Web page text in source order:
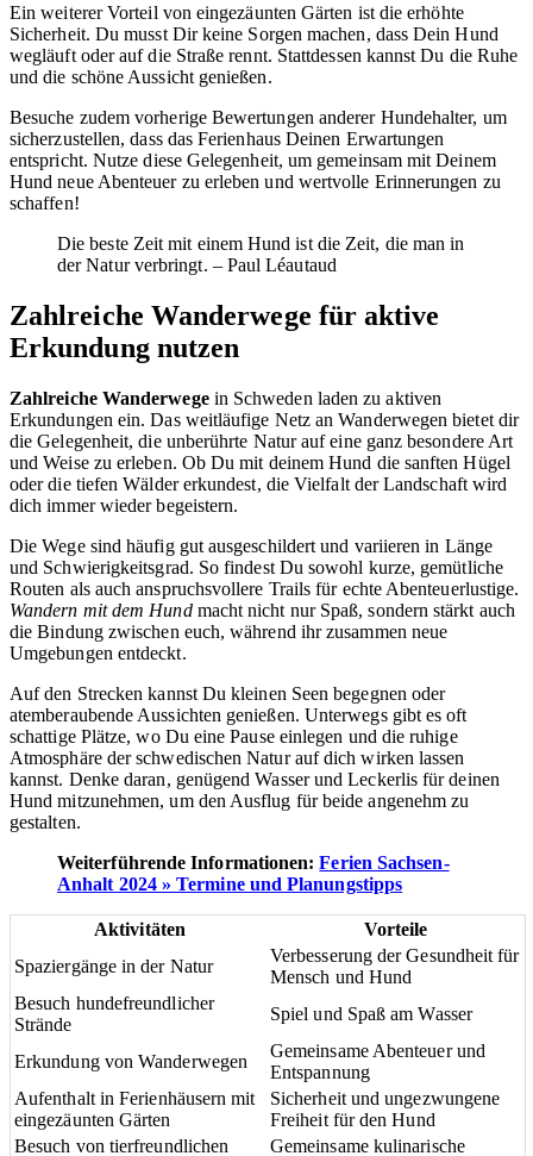
Ein weiterer Vorteil von eingezäunten Gärten ist die erhöhte
Sicherheit. Du musst Dir keine Sorgen machen, dass Dein Hund
wegläuft oder auf die Straße rennt. Stattdessen kannst Du die Ruhe
und die schöne Aussicht genießen.
Besuche zudem vorherige Bewertungen anderer Hundehalter, um
sicherzustellen, dass das Ferienhaus Deinen Erwartungen
entspricht. Nutze diese Gelegenheit, um gemeinsam mit Deinem
Hund neue Abenteuer zu erleben und wertvolle Erinnerungen zu
schaffen!
Die beste Zeit mit einem Hund ist die Zeit, die man in
der Natur verbringt. – Paul Léautaud
Zahlreiche Wanderwege für aktive
Erkundung nutzen
Zahlreiche Wanderwegein Schweden laden zu aktiven
Erkundungen ein. Das weitläufige Netz an Wanderwegen bietet dir
die Gelegenheit, die unberührte Natur auf eine ganz besondere Art
und Weise zu erleben. Ob Du mit deinem Hund die sanften Hügel
oder die tiefen Wälder erkundest, die Vielfalt der Landschaft wird
dich immer wieder begeistern.
Die Wege sind häufig gut ausgeschildert und variieren in Länge
und Schwierigkeitsgrad. So findest Du sowohl kurze, gemütliche
Routen als auch anspruchsvollere Trails für echte Abenteuerlustige.
Wandern mit dem Hundmacht nicht nur Spaß, sondern stärkt auch
die Bindung zwischen euch, während ihr zusammen neue
Umgebungen entdeckt.
Auf den Strecken kannst Du kleinen Seen begegnen oder
atemberaubende Aussichten genießen. Unterwegs gibt es oft
schattige Plätze, wo Du eine Pause einlegen und die ruhige
Atmosphäre der schwedischen Natur auf dich wirken lassen
kannst. Denke daran, genügend Wasser und Leckerlis für deinen
Hund mitzunehmen, um den Ausflug für beide angenehm zu
gestalten.
Weiterführende Informationen:Ferien Sachsen-
Anhalt 2024 » Termine und Planungstipps
Aktivitäten
Vorteile
Spaziergänge in der Natur
Verbesserung der Gesundheit für
Mensch und Hund
Besuch hundefreundlicher
Strände
Spiel und Spaß am Wasser
Erkundung von Wanderwegen
Gemeinsame Abenteuer und
Entspannung
Aufenthalt in Ferienhäusern mit
eingezäunten Gärten
Sicherheit und ungezwungene
Freiheit für den Hund
Besuch von tierfreundlichen
Gemeinsame kulinarische